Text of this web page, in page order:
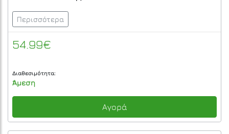
Περισσότερα
54.99€
Διαθεσιμότητα:
Άμεση
Αγορά